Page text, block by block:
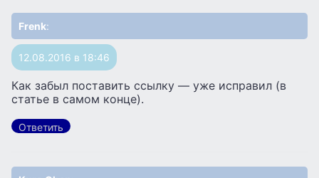
Frenk:
12.08.2016 в 18:46
Как забыл поставить ссылку — уже исправил (в
статье в самом конце).
Ответить